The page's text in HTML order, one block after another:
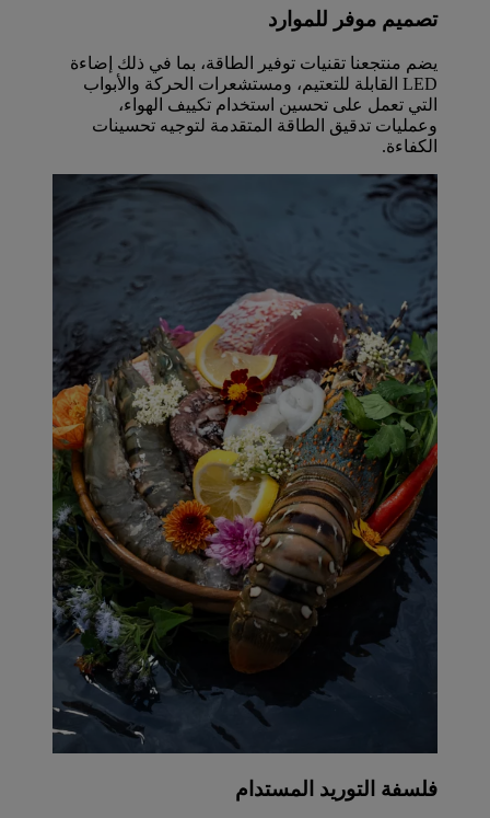
تصميم موفر للموارد
يضم منتجعنا تقنيات توفير الطاقة، بما في ذلك إضاءة
LED القابلة للتعتيم، ومستشعرات الحركة والأبواب
التي تعمل على تحسين استخدام تكييف الهواء،
وعمليات تدقيق الطاقة المتقدمة لتوجيه تحسينات
الكفاءة.
فلسفة التوريد المستدام